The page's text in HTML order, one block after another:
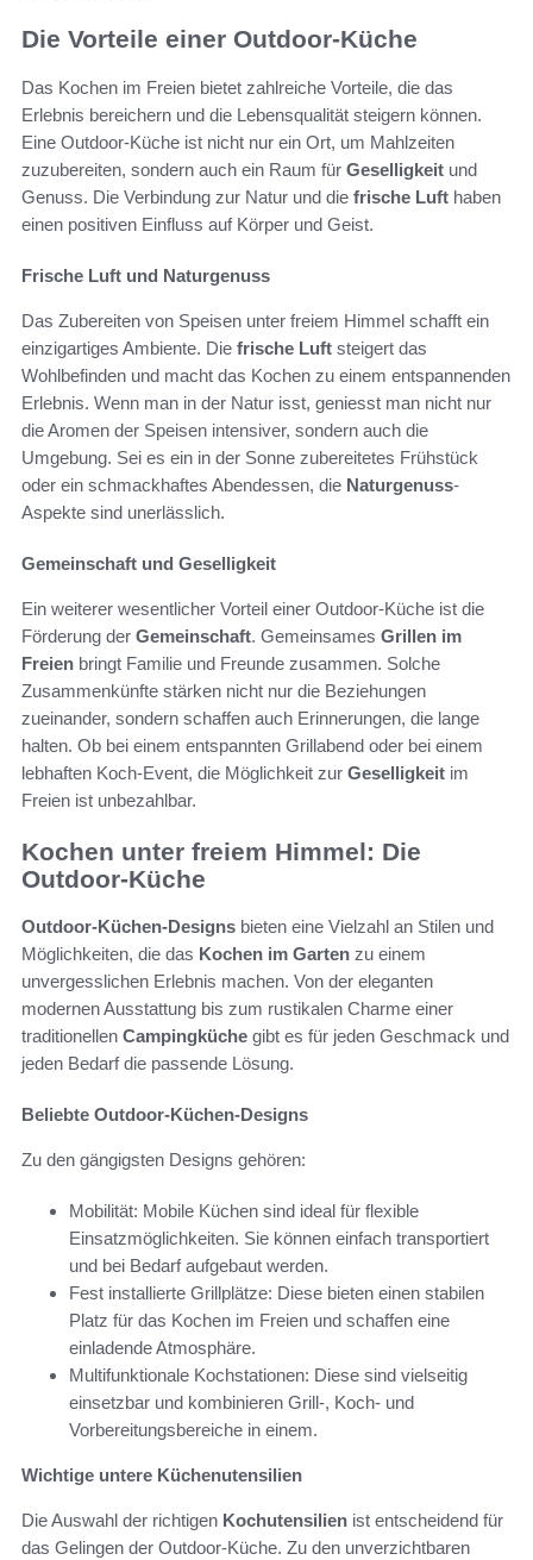
Die Vorteile einer Outdoor-Küche
Das Kochen im Freien bietet zahlreiche Vorteile, die das
Erlebnis bereichern und die Lebensqualität steigern können.
Eine Outdoor-Küche ist nicht nur ein Ort, um Mahlzeiten
zuzubereiten, sondern auch ein Raum für Geselligkeit und
Genuss. Die Verbindung zur Natur und die frische Luft haben
einen positiven Einfluss auf Körper und Geist.
Frische Luft und Naturgenuss
Das Zubereiten von Speisen unter freiem Himmel schafft ein
einzigartiges Ambiente. Die frische Luft steigert das
Wohlbefinden und macht das Kochen zu einem entspannenden
Erlebnis. Wenn man in der Natur isst, geniesst man nicht nur
die Aromen der Speisen intensiver, sondern auch die
Umgebung. Sei es ein in der Sonne zubereitetes Frühstück
oder ein schmackhaftes Abendessen, die Naturgenuss-
Aspekte sind unerlässlich.
Gemeinschaft und Geselligkeit
Ein weiterer wesentlicher Vorteil einer Outdoor-Küche ist die
Förderung der Gemeinschaft. Gemeinsames Grillen im
Freien bringt Familie und Freunde zusammen. Solche
Zusammenkünfte stärken nicht nur die Beziehungen
zueinander, sondern schaffen auch Erinnerungen, die lange
halten. Ob bei einem entspannten Grillabend oder bei einem
lebhaften Koch-Event, die Möglichkeit zur Geselligkeit im
Freien ist unbezahlbar.
Kochen unter freiem Himmel: Die
Outdoor-Küche
Outdoor-Küchen-Designs bieten eine Vielzahl an Stilen und
Möglichkeiten, die das Kochen im Garten zu einem
unvergesslichen Erlebnis machen. Von der eleganten
modernen Ausstattung bis zum rustikalen Charme einer
traditionellen Campingküche gibt es für jeden Geschmack und
jeden Bedarf die passende Lösung.
Beliebte Outdoor-Küchen-Designs
Zu den gängigsten Designs gehören:
Mobilität: Mobile Küchen sind ideal für flexible
Einsatzmöglichkeiten. Sie können einfach transportiert
und bei Bedarf aufgebaut werden.
Fest installierte Grillplätze: Diese bieten einen stabilen
Platz für das Kochen im Freien und schaffen eine
einladende Atmosphäre.
Multifunktionale Kochstationen: Diese sind vielseitig
einsetzbar und kombinieren Grill-, Koch- und
Vorbereitungsbereiche in einem.
Wichtige untere Küchenutensilien
Die Auswahl der richtigen Kochutensilien ist entscheidend für
das Gelingen der Outdoor-Küche. Zu den unverzichtbaren